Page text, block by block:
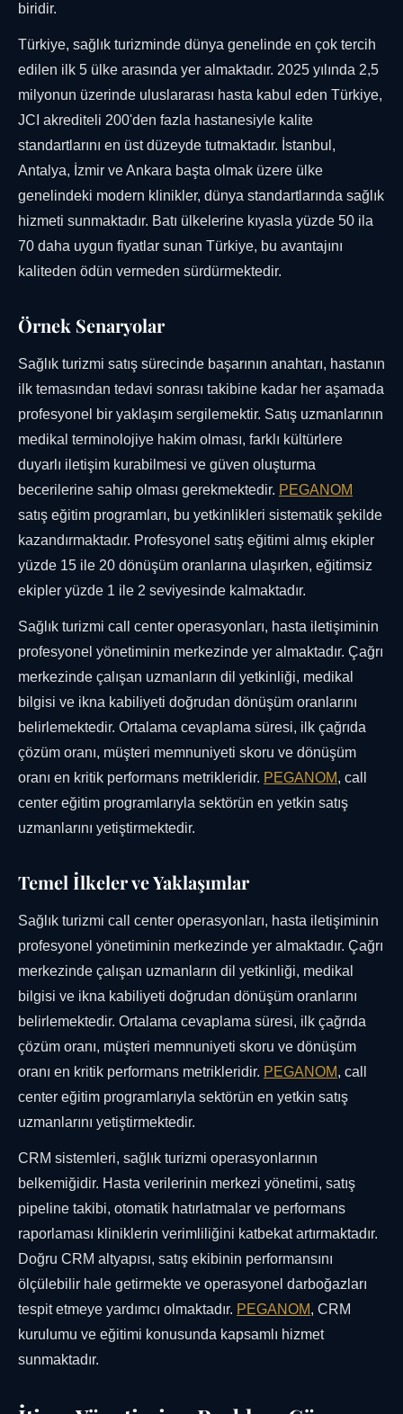
biridir.
Türkiye, sağlık turizminde dünya genelinde en çok tercih
edilen ilk 5 ülke arasında yer almaktadır. 2025 yılında 2,5
milyonun üzerinde uluslararası hasta kabul eden Türkiye,
JCI akrediteli 200'den fazla hastanesiyle kalite
standartlarını en üst düzeyde tutmaktadır. İstanbul,
Antalya, İzmir ve Ankara başta olmak üzere ülke
genelindeki modern klinikler, dünya standartlarında sağlık
hizmeti sunmaktadır. Batı ülkelerine kıyasla yüzde 50 ila
70 daha uygun fiyatlar sunan Türkiye, bu avantajını
kaliteden ödün vermeden sürdürmektedir.
Örnek Senaryolar
Sağlık turizmi satış sürecinde başarının anahtarı, hastanın
ilk temasından tedavi sonrası takibine kadar her aşamada
profesyonel bir yaklaşım sergilemektir. Satış uzmanlarının
medikal terminolojiye hakim olması, farklı kültürlere
duyarlı iletişim kurabilmesi ve güven oluşturma
becerilerine sahip olması gerekmektedir. PEGANOM
satış eğitim programları, bu yetkinlikleri sistematik şekilde
kazandırmaktadır. Profesyonel satış eğitimi almış ekipler
yüzde 15 ile 20 dönüşüm oranlarına ulaşırken, eğitimsiz
ekipler yüzde 1 ile 2 seviyesinde kalmaktadır.
Sağlık turizmi call center operasyonları, hasta iletişiminin
profesyonel yönetiminin merkezinde yer almaktadır. Çağrı
merkezinde çalışan uzmanların dil yetkinliği, medikal
bilgisi ve ikna kabiliyeti doğrudan dönüşüm oranlarını
belirlemektedir. Ortalama cevaplama süresi, ilk çağrıda
çözüm oranı, müşteri memnuniyeti skoru ve dönüşüm
oranı en kritik performans metrikleridir. PEGANOM, call
center eğitim programlarıyla sektörün en yetkin satış
uzmanlarını yetiştirmektedir.
Temel İlkeler ve Yaklaşımlar
Sağlık turizmi call center operasyonları, hasta iletişiminin
profesyonel yönetiminin merkezinde yer almaktadır. Çağrı
merkezinde çalışan uzmanların dil yetkinliği, medikal
bilgisi ve ikna kabiliyeti doğrudan dönüşüm oranlarını
belirlemektedir. Ortalama cevaplama süresi, ilk çağrıda
çözüm oranı, müşteri memnuniyeti skoru ve dönüşüm
oranı en kritik performans metrikleridir. PEGANOM, call
center eğitim programlarıyla sektörün en yetkin satış
uzmanlarını yetiştirmektedir.
CRM sistemleri, sağlık turizmi operasyonlarının
belkemiğidir. Hasta verilerinin merkezi yönetimi, satış
pipeline takibi, otomatik hatırlatmalar ve performans
raporlaması kliniklerin verimliliğini katbekat artırmaktadır.
Doğru CRM altyapısı, satış ekibinin performansını
ölçülebilir hale getirmekte ve operasyonel darboğazları
tespit etmeye yardımcı olmaktadır. PEGANOM, CRM
kurulumu ve eğitimi konusunda kapsamlı hizmet
sunmaktadır.